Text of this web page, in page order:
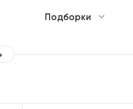
Подборки